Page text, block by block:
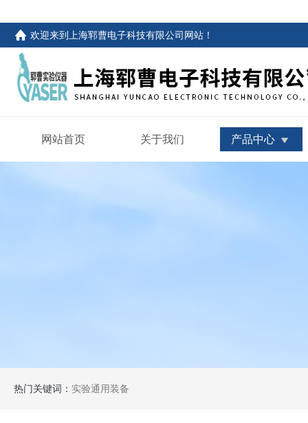
欢迎来到 上海郓曹电子科技有限公司网站 ！
网站首页 关于我们 产品中心
热门关键词： 实验通用装备